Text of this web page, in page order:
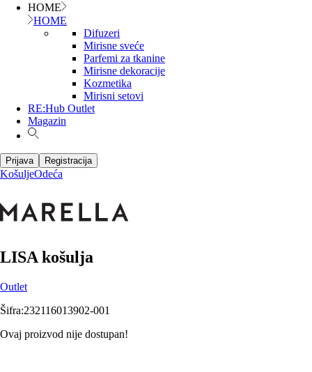
HOME
HOME
Difuzeri
Mirisne sveće
Parfemi za tkanine
Mirisne dekoracije
Kozmetika
Mirisni setovi
RE:Hub Outlet
Magazin
Prijava Registracija
KošuljeOdeća
LISA košulja
Outlet
Šifra:232116013902-001
Ovaj proizvod nije dostupan!